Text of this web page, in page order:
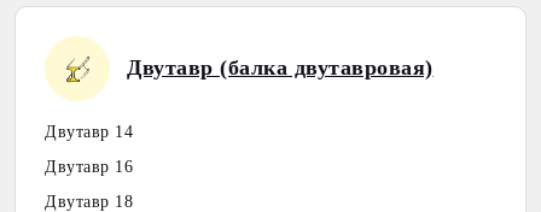
Двутавр (балка двутавровая)
Двутавр 14
Двутавр 16
Двутавр 18